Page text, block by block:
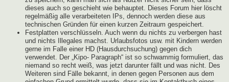
dieses auch so geschieht wie behauptet. Dieses Forum hier löscht
regelmäßig alle verarbeiteten IPs, dennoch werden diese aus
technischen Gründen für einen kurzen Zeitraum gespeichert.
Festplatten verschlüsseln. Auch wenn du nichts zu verbergen hast
und nichts Illegales machst. Urlaubsfotos usw. mit Kindern werden
gerne im Falle einer HD (Hausdurchsuchung) gegen dich
verwendet. Der „Kipo- Paragraph“ ist so schwammig formuliert, das
niemand so recht weiß, was jetzt darunter fällt und was nicht. Des
Weiteren sind Fälle bekannt, in denen gegen Personen aus dem